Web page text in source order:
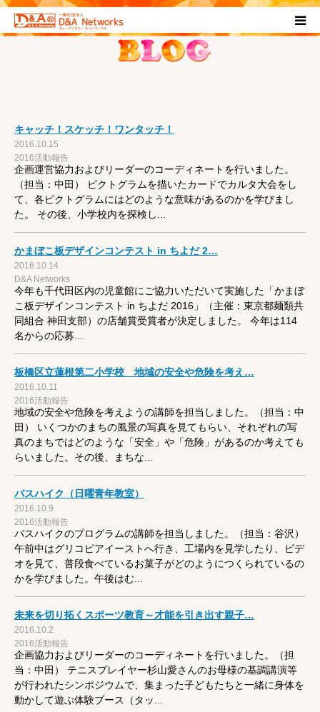
キャッチ！スケッチ！ワンタッチ！
2016.10.15
2016活動報告
企画運営協力およびリーダーのコーディネートを行いました。
（担当：中田） ピクトグラムを描いたカードでカルタ大会をし
て、各ピクトグラムにはどのような意味があるのかを学びまし
た。 その後、小学校内を探検し...
かまぼこ板デザインコンテスト in ちよだ 2…
2016.10.14
D&A Networks
今年も千代田区内の児童館にご協力いただいて実施した「かまぼ
こ板デザインコンテスト in ちよだ 2016」（主催：東京都麺類共
同組合 神田支部）の店舗賞受賞者が決定しました。 今年は114
名からの応募...
板橋区立蓮根第二小学校 地域の安全や危険を考え…
2016.10.11
2016活動報告
地域の安全や危険を考えようの講師を担当しました。（担当：中
田） いくつかのまちの風景の写真を見てもらい、それぞれの写
真のまちではどのような「安全」や「危険」があるのか考えても
らいました。その後、まちな...
バスハイク（日曜青年教室）
2016.10.9
2016活動報告
バスハイクのプログラムの講師を担当しました。（担当：谷沢）
午前中はグリコピアイーストへ行き、工場内を見学したり、ビデ
オを見て、普段食べているお菓子がどのようにつくられているの
かを学びました。午後はむ...
未来を切り拓くスポーツ教育～才能を引き出す親子…
2016.10.2
2016活動報告
企画協力およびリーダーのコーディネートを行いました。（担
当：中田） テニスプレイヤー杉山愛さんのお母様の基調講演等
が行われたシンポジウムで、集まった子どもたちと一緒に身体を
動かして遊ぶ体験ブース（タッ...
プロジェクト概要
協力団体
ブログ
プライバシーポリシー